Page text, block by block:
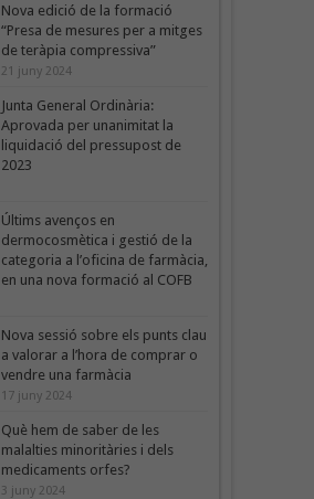
Nova edició de la formació
“Presa de mesures per a mitges
de teràpia compressiva”
21 juny 2024
Junta General Ordinària:
Aprovada per unanimitat la
liquidació del pressupost de
2023
Últims avenços en
dermocosmètica i gestió de la
categoria a l’oficina de farmàcia,
en una nova formació al COFB
Nova sessió sobre els punts clau
a valorar a l’hora de comprar o
vendre una farmàcia
17 juny 2024
Què hem de saber de les
malalties minoritàries i dels
medicaments orfes?
3 juny 2024